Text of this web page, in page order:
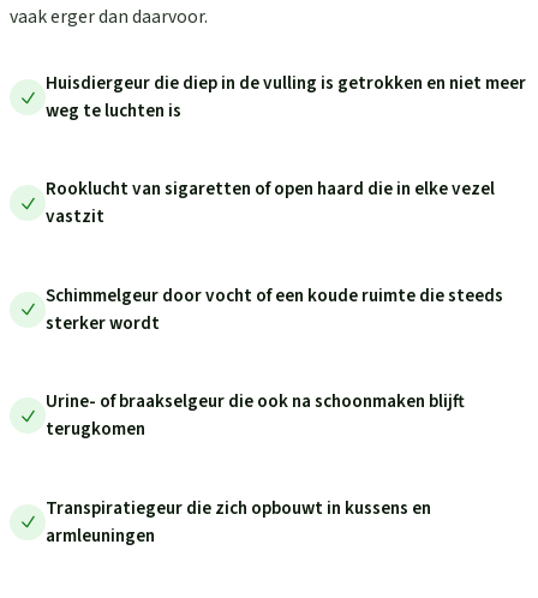
vaak erger dan daarvoor.
Huisdiergeur die diep in de vulling is getrokken en niet meer
weg te luchten is
Rooklucht van sigaretten of open haard die in elke vezel
vastzit
Schimmelgeur door vocht of een koude ruimte die steeds
sterker wordt
Urine- of braakselgeur die ook na schoonmaken blijft
terugkomen
Transpiratiegeur die zich opbouwt in kussens en
armleuningen